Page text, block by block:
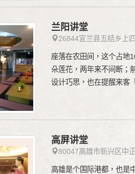
兰阳讲堂
26844宜兰县五结乡上
座落在农田间，这个占地
朵莲花，两年来不间断；
设计巧思，也在提醒来客
高屏讲堂
80047高雄市新兴区中
高雄是个国际港都，也是